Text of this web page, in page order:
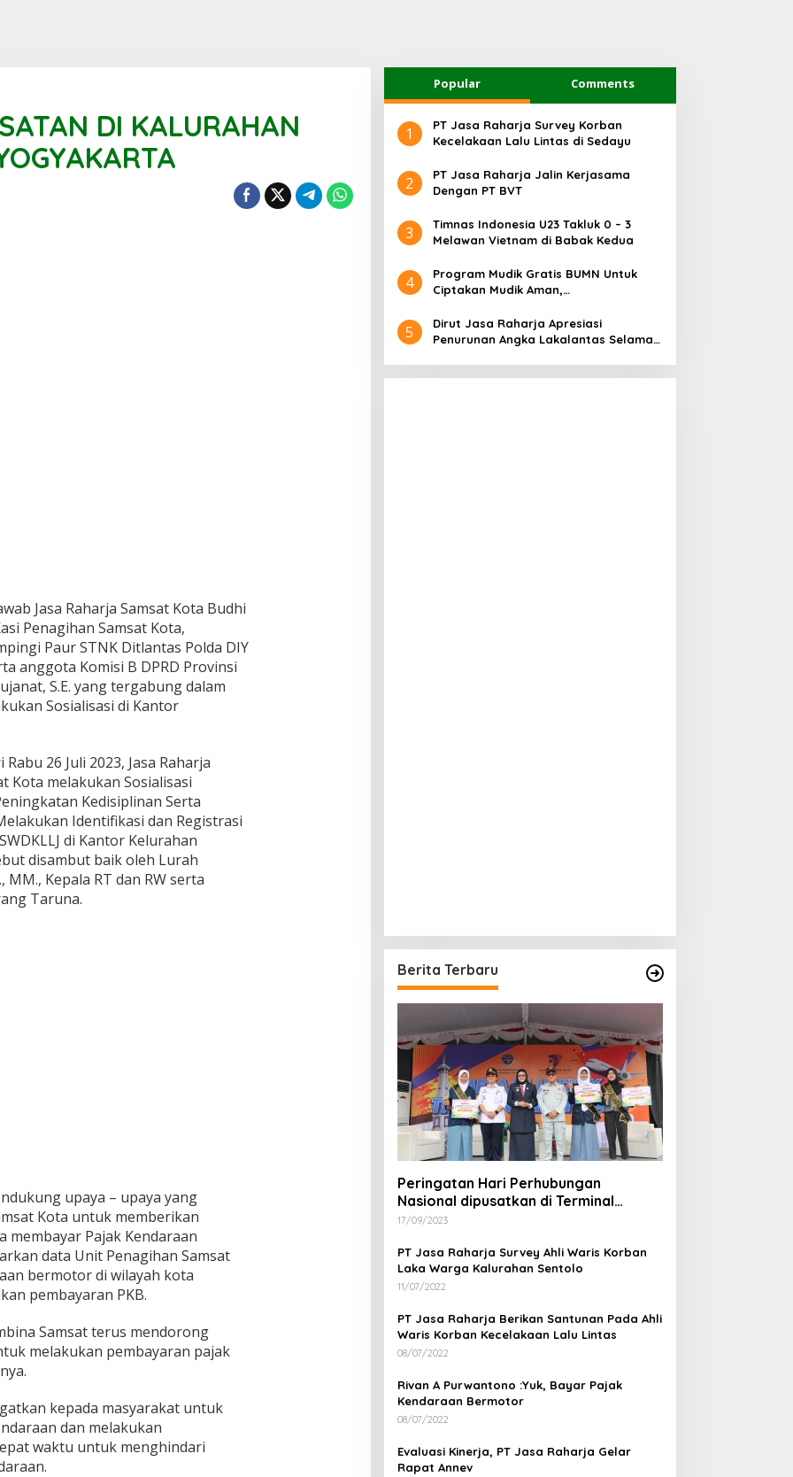
DI KALURAHAN
Jasa Raharja Samsat Kota Budhi
Penagihan Samsat Kota,
Paur STNK Ditlantas Polda DIY
anggota Komisi B DPRD Provinsi
S.E. yang tergabung dalam
Sosialisasi di Kantor
26 Juli 2023, Jasa Raharja
Kota melakukan Sosialisasi
Kedisiplinan Serta
Identifikasi dan Registrasi
di Kantor Kelurahan
disambut baik oleh Lurah
Kepala RT dan RW serta
Taruna.
upaya – upaya yang
Kota untuk memberikan
Pajak Kendaraan
data Unit Penagihan Samsat
bermotor di wilayah kota
pembayaran PKB.
Samsat terus mendorong
melakukan pembayaran pajak
kepada masyarakat untuk
dan melakukan
waktu untuk menghindari
Popular Comments
1
PT Jasa Raharja Survey Korban
Kecelakaan Lalu Lintas di Sedayu
2
PT Jasa Raharja Jalin Kerjasama
Dengan PT BVT
3
Timnas Indonesia U23 Takluk 0 – 3
Melawan Vietnam di Babak Kedua
4
Program Mudik Gratis BUMN Untuk
Ciptakan Mudik Aman,
5
Dirut Jasa Raharja Apresiasi
Penurunan Angka Lakalantas Selama
Berita Terbaru
Peringatan Hari Perhubungan
Nasional dipusatkan di Terminal
Wates Kulon Progo
17/09/2023
PT Jasa Raharja Survey Ahli Waris Korban
Laka Warga Kalurahan Sentolo
11/07/2022
PT Jasa Raharja Berikan Santunan Pada Ahli
Waris Korban Kecelakaan Lalu Lintas
08/07/2022
Rivan A Purwantono :Yuk, Bayar Pajak
Kendaraan Bermotor
08/07/2022
Evaluasi Kinerja, PT Jasa Raharja Gelar
Rapat Annev